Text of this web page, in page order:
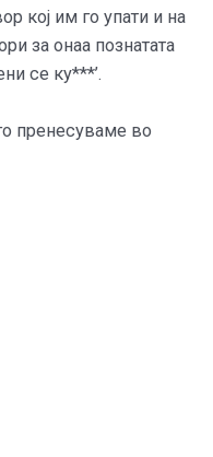
кој им го упати и на
за онаа познатата
се ку***’.
пренесуваме во